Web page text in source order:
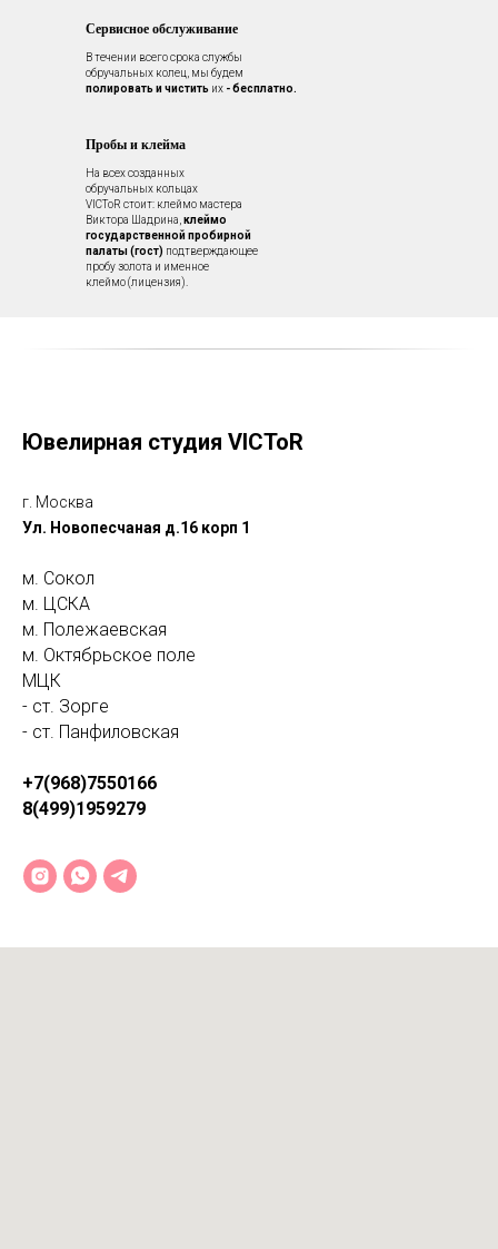
Сервисное обслуживание
В течении всего срока службы
обручальных колец, мы будем
полировать и чистить их - бесплатно.
Пробы и клейма
На всех созданных
обручальных кольцах
VICToR стоит: клеймо мастера
Виктора Шадрина,клеймо
государственной пробирной
палаты (гост) подтверждающее
пробу золота и именное
клеймо (лицензия).
Ювелирная студия VICToR
г. Москва
Ул. Новопесчаная д.16 корп 1
м. Сокол
м. ЦСКА
м. Полежаевская
м. Октябрьское поле
МЦК
- ст. Зорге
- ст. Панфиловская
+7(968)7550166
8(499)1959279